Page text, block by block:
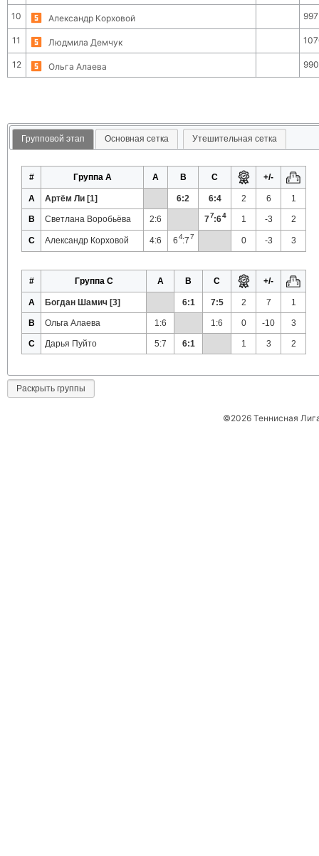
10 Александр Корховой
11 Людмила Демчук
12 Ольга Алаева
Групповой этап Основная сетка Утешительная сетка
# Группа A A B C +/-
A Артём Ли [1] 6:2 6:4 2 6 1
B Светлана Воробьёва 2:6 77:64 1 -3 2
C Александр Корховой 4:6 64:77 0 -3 3
# Группа C A B C +/-
A Богдан Шамич [3] 6:1 7:5 2 7 1
B Ольга Алаева 1:6 1:6 0 -10 3
C Дарья Пуйто 5:7 6:1 1 3 2
Раскрыть группы
©2026 Теннисная